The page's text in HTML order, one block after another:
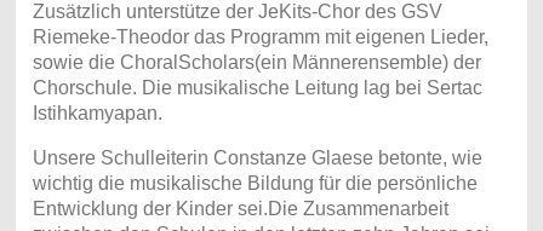
Zusätzlich unterstütze der JeKits-Chor des GSV
Riemeke-Theodor das Programm mit eigenen Lieder,
sowie die ChoralScholars(ein Männerensemble) der
Chorschule. Die musikalische Leitung lag bei Sertac
Istihkamyapan.
Unsere Schulleiterin Constanze Glaese betonte, wie
wichtig die musikalische Bildung für die persönliche
Entwicklung der Kinder sei.Die Zusammenarbeit